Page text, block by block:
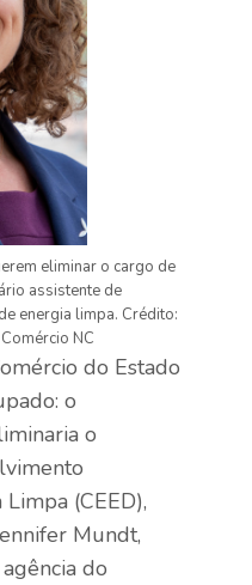
eliminar o cargo de
assistente de
energia limpa. Crédito:
NC
do Estado
o
o
(CEED),
Mundt,
do